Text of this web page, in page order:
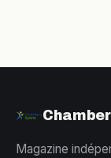
Magazine